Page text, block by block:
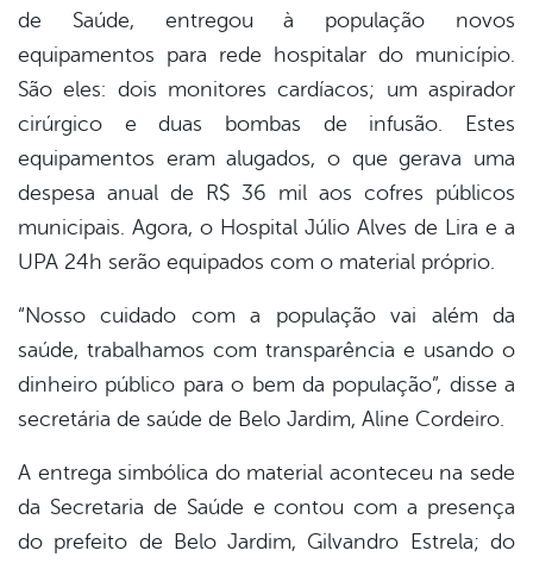
de Saúde, entregou à população novos
equipamentos para rede hospitalar do município.
São eles: dois monitores cardíacos; um aspirador
cirúrgico e duas bombas de infusão. Estes
equipamentos eram alugados, o que gerava uma
despesa anual de R$ 36 mil aos cofres públicos
municipais. Agora, o Hospital Júlio Alves de Lira e a
UPA 24h serão equipados com o material próprio.
“Nosso cuidado com a população vai além da
saúde, trabalhamos com transparência e usando o
dinheiro público para o bem da população”, disse a
secretária de saúde de Belo Jardim, Aline Cordeiro.
A entrega simbólica do material aconteceu na sede
da Secretaria de Saúde e contou com a presença
do prefeito de Belo Jardim, Gilvandro Estrela; do